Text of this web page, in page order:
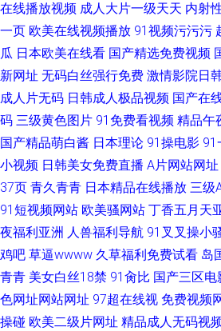
在线播放视频 成人大片一级天天 内射
一页 欧美在线视频播放 91视频污污污
瓜 日本欧美在线看 国产精选免费视频
新网址 无码白丝强行免费 激情影院日
成人片无码 日韩成人极品视频 国产在
码 三级黄色图片 91免费看视频 精品午
国产精品萌白酱 日本理论 91操电影 91
小视频 日韩美女免费直播 A片网站网址
37页 青久青青 日本精品在线播放 三级
91短视频网站 欧美骚网站 丁香五月天
夜福利亚洲 人兽福利导航 91叉叉操小
鸡吧 草逼wwww 久草福利免费试看 岛
青青 美女白丝18禁 91肏比 国产三区电
色网址网站网址 97超在线视 免费视频
操碰 欧美二级片网址 精品成人无码视